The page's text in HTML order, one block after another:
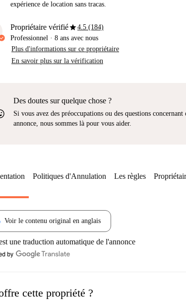
expérience de location sans tracas.
Propriétaire vérifiéstar4.5 (184)
Professionnel · 8 ans avec nous
Plus d'informations sur ce propriétaire
En savoir plus sur la vérification
Des doutes sur quelque chose ?
Si vous avez des préoccupations ou des questions concernant
annonce, nous sommes là pour vous aider.
Politiques d'Annulation Les règles
Voir le contenu original en anglais
une traduction automatique de l'annonce
cette propriété ?